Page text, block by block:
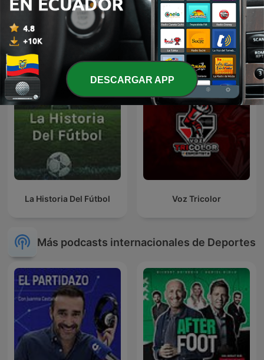
futvox Ecuador futvox Bolivia
La Historia Del Fútbol Voz Tricolor
Más podcasts internacionales de Deportes
DESCARGAR APP